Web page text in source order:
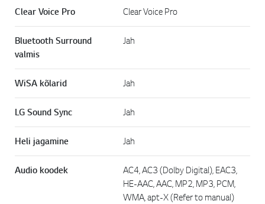
Clear Voice Pro Clear Voice Pro
Bluetooth Surround
valmis
Jah
WiSA kõlarid Jah
LG Sound Sync Jah
Heli jagamine Jah
Audio koodek
AC4, AC3 (Dolby Digital), EAC3,
HE-AAC, AAC, MP2, MP3, PCM,
WMA, apt-X (Refer to manual)